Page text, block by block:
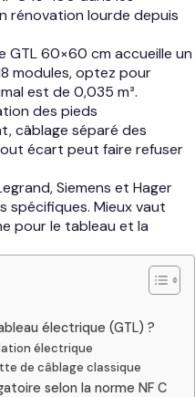
rénovation lourde depuis
GTL 60×60 cm accueille un
modules, optez pour
est de 0,035 m³.
des pieds
câblage séparé des
écart peut faire refuser
Siemens et Hager
spécifiques. Mieux vaut
pour le tableau et la
électrique (GTL) ?
électrique
de câblage classique
selon la norme NF C